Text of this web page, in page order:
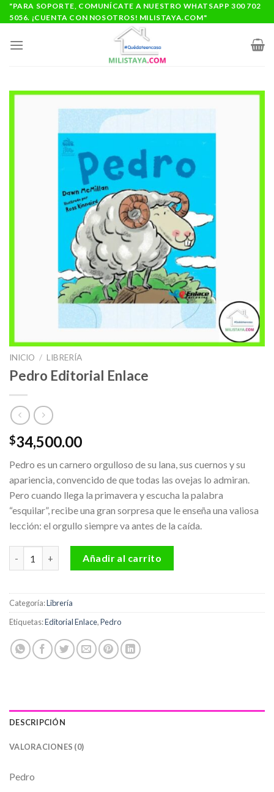
Saltar
al
"PARA SOPORTE, COMUNÍCATE A NUESTRO WHATSAPP 300 702
5056. ¡CUENTA CON NOSOTROS! MILISTAYA.COM"
INICIO / LIBRERÍA
Pedro Editorial Enlace
$34,500.00
Pedro es un carnero orgulloso de su lana, sus cuernos y su
apariencia, convencido de que todas las ovejas lo admiran.
Pero cuando llega la primavera y escucha la palabra
“esquilar”, recibe una gran sorpresa que le enseña una valiosa
lección: el orgullo siempre va antes de la caída.
Añadir al carrito
Categoría:Librería
Etiquetas:Editorial Enlace,Pedro
DESCRIPCIÓN
VALORACIONES (0)
Pedro